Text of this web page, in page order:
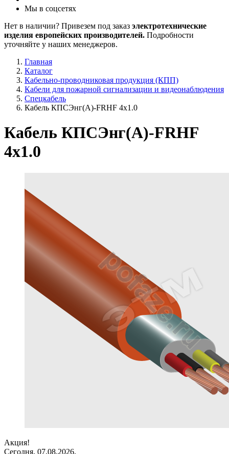
Мы в соцсетях
Нет в наличии? Привезем под заказ электротехнические
изделия европейских производителей. Подробности
уточняйте у наших менеджеров.
Главная
Каталог
Кабельно-проводниковая продукция (КПП)
Кабели для пожарной сигнализации и видеонаблюдения
Спецкабель
Кабель КПСЭнг(А)-FRHF 4х1.0
Кабель КПСЭнг(А)-FRHF
4х1.0
Акция!
Сегодня, 07.08.2026,